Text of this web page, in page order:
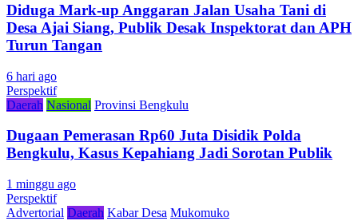
Diduga Mark-up Anggaran Jalan Usaha Tani di
Desa Ajai Siang, Publik Desak Inspektorat dan APH
Turun Tangan
6 hari ago
Perspektif
Daerah Nasional Provinsi Bengkulu
Dugaan Pemerasan Rp60 Juta Disidik Polda
Bengkulu, Kasus Kepahiang Jadi Sorotan Publik
1 minggu ago
Perspektif
Advertorial Daerah Kabar Desa Mukomuko